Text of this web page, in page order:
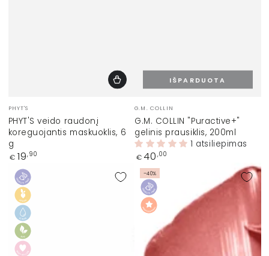
Prekinis
ženklas:
PHYT'S
PHYT'S veido raudonį
koreguojantis maskuoklis, 6
g
Įprasta
€ 19,90
Prekinis
ženklas:
G.M. COLLIN
G.M. COLLIN "Puractive+"
gelinis prausiklis, 200ml
1 atsiliepimas
Įprasta
€ 40 ,00
IŠPARDUOTA
–40%